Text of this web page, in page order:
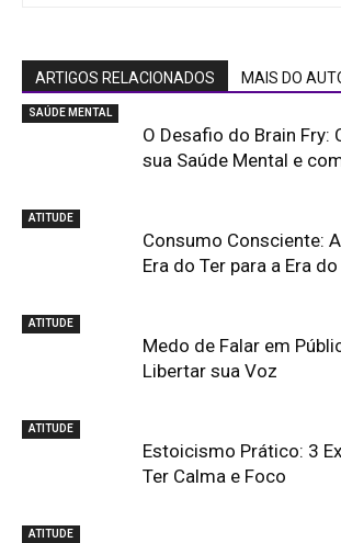
ARTIGOS RELACIONADOS MAIS DO
SAÚDE MENTAL
O Desafio do Brain Fry:
sua Saúde Mental e
ATITUDE
Consumo Consciente:
Era do Ter para a Era
ATITUDE
Medo de Falar em
Libertar sua Voz
ATITUDE
Estoicismo Prático: 3
Ter Calma e Foco
ATITUDE